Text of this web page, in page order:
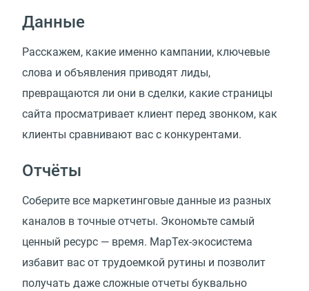
Данные
Расскажем, какие именно кампании, ключевые
слова и объявления приводят лиды,
превращаются ли они в сделки, какие страницы
сайта просматривает клиент перед звонком, как
клиенты сравнивают вас с конкурентами.
Отчёты
Соберите все маркетинговые данные из разных
каналов в точные отчеты. Экономьте самый
ценный ресурс — время. МарТех-экосистема
избавит вас от трудоемкой рутины и позволит
получать даже сложные отчеты буквально